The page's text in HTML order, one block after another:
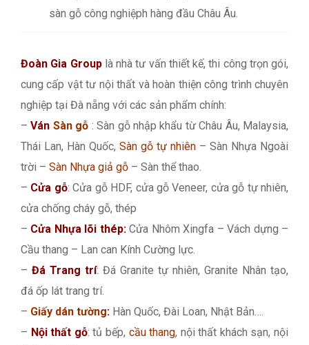
sàn gỗ công nghiệph hàng đầu Châu Âu.
Đoàn Gia Grouplà nhà tư vấn thiết kế, thi công trọn gói,
cung cấp vật tư nội thất và hoàn thiện công trình chuyên
nghiệp tại Đà nẵng với các sản phẩm chính:
–Ván Sàn gỗ : Sàn gỗ nhập khẩu từ Châu Âu, Malaysia,
Thái Lan, Hàn Quốc, Sàn gỗ tự nhiên – Sàn Nhựa Ngoài
trời – Sàn Nhựa giả gỗ – Sàn thể thao.
– Cửa gỗ: Cửa gỗ HDF, cửa gỗ Veneer, cửa gỗ tự nhiên,
cửa chống cháy gỗ, thép
– Cửa Nhựa lõi thép:Cửa Nhôm Xingfa – Vách dựng –
Cầu thang – Lan can Kính Cường lực.
– Đá Trang trí: Đá Granite tự nhiên, Granite Nhân tạo,
đá ốp lát trang trí.
– Giấy dán tường: Hàn Quốc, Đài Loan, Nhật Bản….
– Nội thất gỗ: tủ bếp, cầu thang, nội thất khách sạn, nội